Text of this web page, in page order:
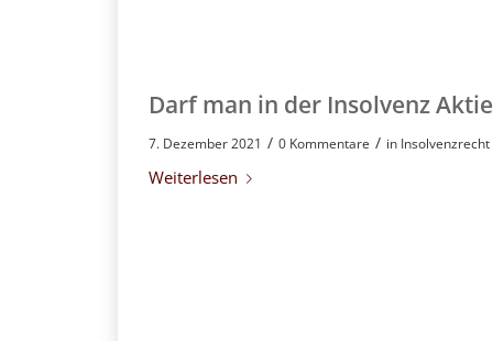
Darf man in der Insolvenz
7. Dezember 2021 / 0 Kommentare / in Insolvenzrecht
Weiterlesen